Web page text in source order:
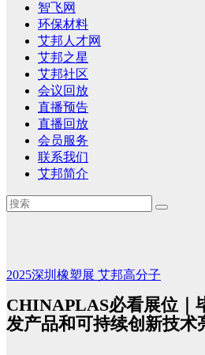
智飞网
环保材料
艾邦人才网
艾邦之星
艾邦社区
会议回放
直播预告
直播回放
会员服务
联系我们
艾邦简介
2025深圳橡塑展 艾邦高分子
CHINAPLAS必看展位｜
发产品和可持续创新技术